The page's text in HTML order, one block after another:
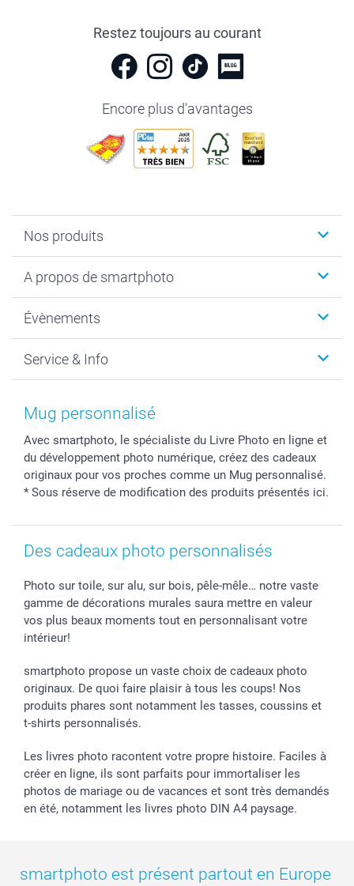
Restez toujours au courant
Encore plus d'avantages
Nos produits
Cadeaux photo
MyNameBook
Développement photo & Tirage photo
Cadres photo & accessoires déco
Calendrier photos & Agendas photo
Stickers & Etiquettes
Chèque Cadeau
A propos de smartphoto
Durabilité
Gestion des cookies
Mentions Légales
Presse
Affiliation
Investor Relations
B2B smartbusiness
Évènements
Nouvel An
Fête des Mères
Fête des Pères
Confirmation ou communion
Mariage
Fête d'anniversaire
Tous les évènements
Service & Info
Tarifs et frais de livraison
Livraison
Livraison en 48 heures
Modes de Paiement
Identifiez-vous
Statut de ma commande
smarfriends
smartbonus
Mug personnalisé
Avec smartphoto, le spécialiste du Livre Photo en ligne et
du développement photo numérique, créez des cadeaux
originaux pour vos proches comme un Mug personnalisé.
* Sous réserve de modification des produits présentés ici.
Des cadeaux photo personnalisés
Photo sur toile, sur alu, sur bois, pêle-mêle… notre vaste
gamme de décorations murales saura mettre en valeur
vos plus beaux moments tout en personnalisant votre
intérieur!
smartphoto propose un vaste choix de cadeaux photo
originaux. De quoi faire plaisir à tous les coups! Nos
produits phares sont notamment les tasses, coussins et
t-shirts personnalisés.
Les livres photo racontent votre propre histoire. Faciles à
créer en ligne, ils sont parfaits pour immortaliser les
photos de mariage ou de vacances et sont très demandés
en été, notamment les livres photo DIN A4 paysage.
smartphoto est présent partout en Europe